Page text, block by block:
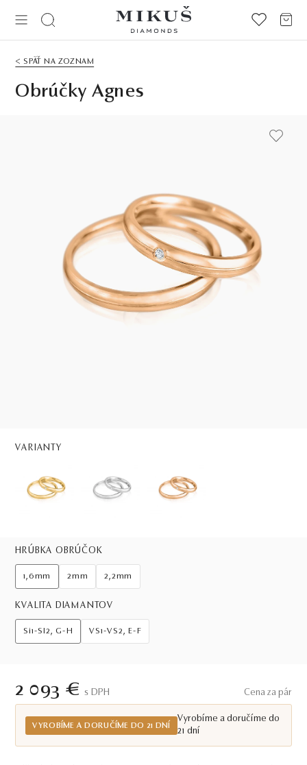
< SPÄŤ NA ZOZNAM
Obrúčky Agnes
VARIANTY
HRÚBKA OBRÚČOK
1,6mm 2mm 2,2mm
KVALITA DIAMANTOV
Si1-SI2, G-H VS1-VS2, E-F
2 093 € S DPH Cena za pár
VYROBÍME A DORUČÍME DO 21 DNÍ
Vyrobíme a doručíme do
21 dní